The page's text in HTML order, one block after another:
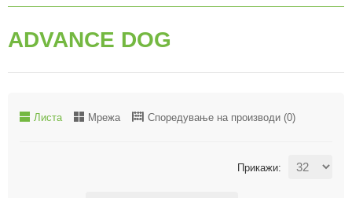
ADVANCE DOG
Листа Мрежа Споредување на производи (0)
Прикажи: